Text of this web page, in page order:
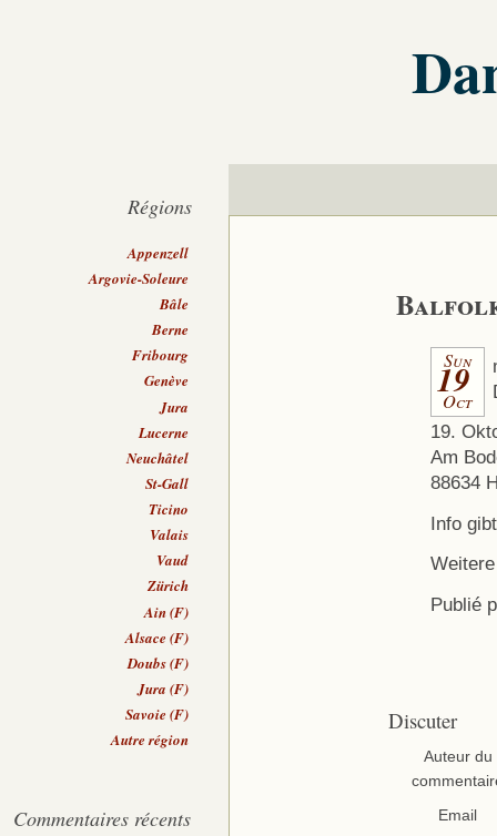
Balfolk
Sun
19
Oct
19.
Am
88634
Info
Publié
Discuter
Auteur du
Email
Régions
Appenzell
Argovie-Soleure
Bâle
Berne
Fribourg
Genève
Jura
Lucerne
Neuchâtel
St-Gall
Ticino
Valais
Vaud
Zürich
Ain (F)
Alsace (F)
Doubs (F)
Jura (F)
Savoie (F)
Autre région
Commentaires récents